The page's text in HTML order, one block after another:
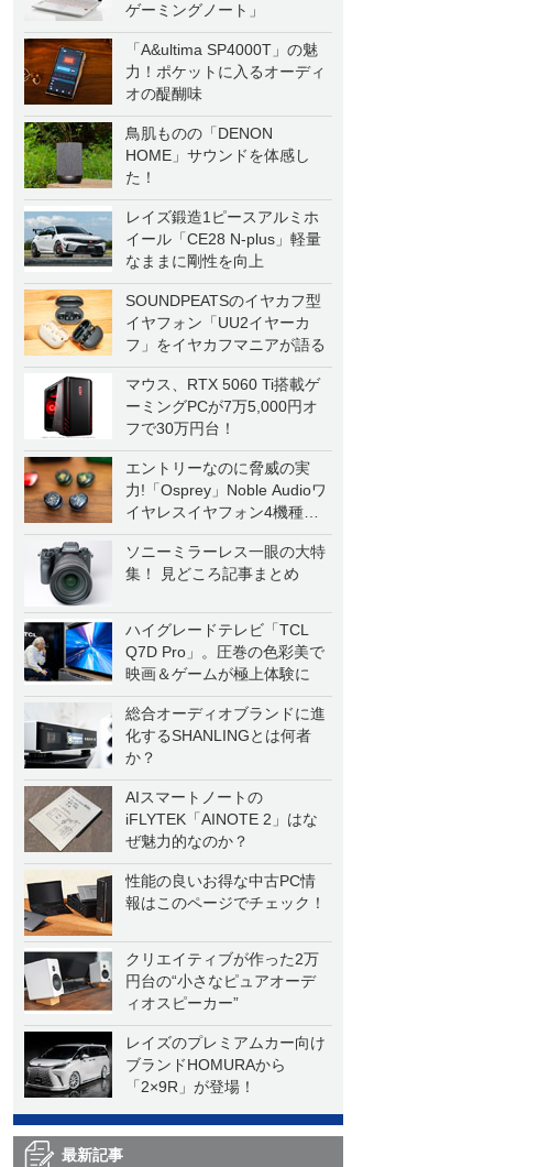
ゲーミングノート」
「A&ultima SP4000T」の魅
力！ポケットに入るオーディ
オの醍醐味
鳥肌ものの「DENON
HOME」サウンドを体感し
た！
レイズ鍛造1ピースアルミホ
イール「CE28 N-plus」軽量
なままに剛性を向上
SOUNDPEATSのイヤカフ型
イヤフォン「UU2イヤーカ
フ」をイヤカフマニアが語る
マウス、RTX 5060 Ti搭載ゲ
ーミングPCが7万5,000円オ
フで30万円台！
エントリーなのに脅威の実
力!「Osprey」Noble Audioワ
イヤレスイヤフォン4機種を
一気に聴く
ソニーミラーレス一眼の大特
集！ 見どころ記事まとめ
ハイグレードテレビ「TCL
Q7D Pro」。圧巻の色彩美で
映画＆ゲームが極上体験に
総合オーディオブランドに進
化するSHANLINGとは何者
か？
AIスマートノートの
iFLYTEK「AINOTE 2」はな
ぜ魅力的なのか？
性能の良いお得な中古PC情
報はこのページでチェック！
クリエイティブが作った2万
円台の“小さなピュアオーデ
ィオスピーカー”
レイズのプレミアムカー向け
ブランドHOMURAから
「2×9R」が登場！
最新記事